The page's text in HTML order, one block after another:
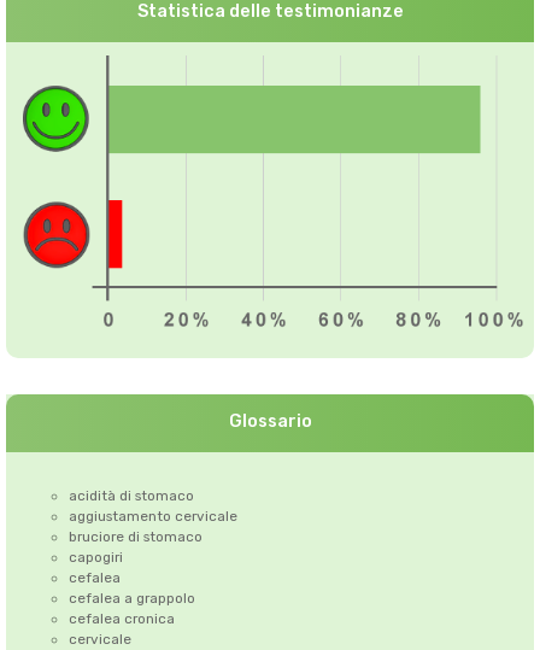
Statistica delle testimonianze
Glossario
acidità di stomaco
aggiustamento cervicale
bruciore di stomaco
capogiri
cefalea
cefalea a grappolo
cefalea cronica
cervicale